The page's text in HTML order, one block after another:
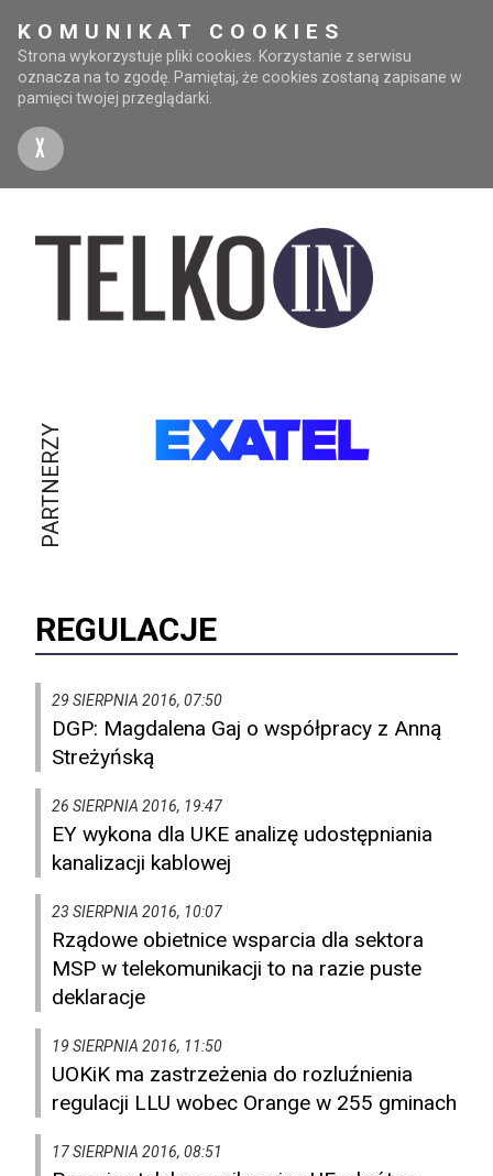
KOMUNIKAT COOKIES
Strona wykorzystuje pliki cookies. Korzystanie z serwisu
oznacza na to zgodę. Pamiętaj, że cookies zostaną zapisane w
pamięci twojej przeglądarki.
X
PARTNERZY
REGULACJE
29 SIERPNIA 2016, 07:50
DGP: Magdalena Gaj o współpracy z Anną
Streżyńską
26 SIERPNIA 2016, 19:47
EY wykona dla UKE analizę udostępniania
kanalizacji kablowej
23 SIERPNIA 2016, 10:07
Rządowe obietnice wsparcia dla sektora
MSP w telekomunikacji to na razie puste
deklaracje
19 SIERPNIA 2016, 11:50
UOKiK ma zastrzeżenia do rozluźnienia
regulacji LLU wobec Orange w 255 gminach
17 SIERPNIA 2016, 08:51